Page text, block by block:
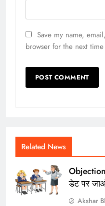
Save my name,
browser for the next
Related News
डेट पर
Akshar